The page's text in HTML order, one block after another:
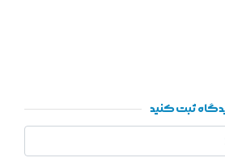
ثبت کنید